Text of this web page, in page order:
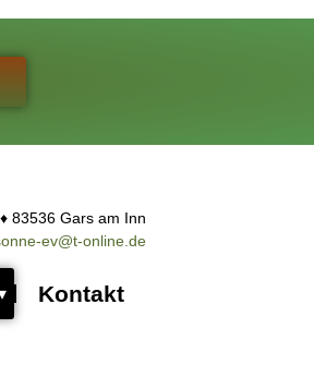
83536 Gars am Inn
ev@t-online.de
Untermenü
Kontakt